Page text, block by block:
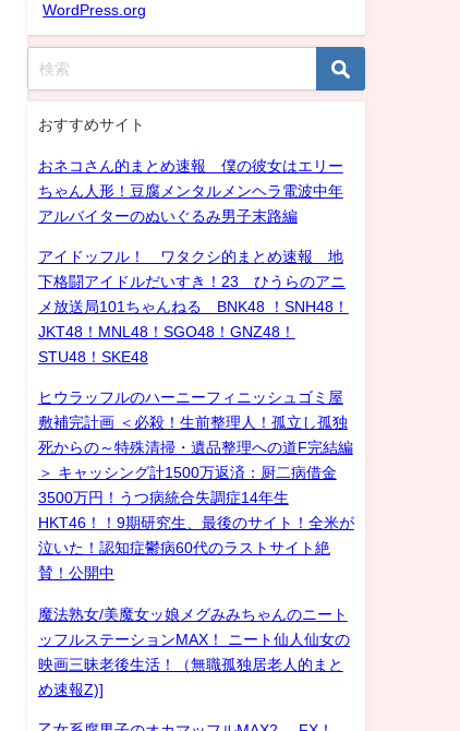
WordPress.org
おすすめサイト
おネコさん的まとめ速報 僕の彼女はエリー
ちゃん人形！豆腐メンタルメンヘラ電波中年
アルバイターのぬいぐるみ男子末路編
アイドッフル！ ワタクシ的まとめ速報 地
下格闘アイドルだいすき！23 ひうらのアニ
メ放送局101ちゃんねる BNK48 ！SNH48！
JKT48！MNL48！SGO48！GNZ48！
STU48！SKE48
ヒウラッフルのハーニーフィニッシュゴミ屋
敷補完計画 ＜必殺！生前整理人！孤立し孤独
死からの～特殊清掃・遺品整理への道F完結編
＞ キャッシング計1500万返済：厨二病借金
3500万円！うつ病統合失調症14年生
HKT46！！9期研究生、最後のサイト！全米が
泣いた！認知症鬱病60代のラストサイト絶
賛！公開中
魔法熟女/美魔女ッ娘メグみみちゃんのニート
ッフルステーションMAX！ ニート仙人仙女の
映画三昧老後生活！（無職孤独居老人的まと
め速報Z)]